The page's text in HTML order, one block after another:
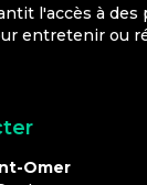
l'accès à des
entretenir ou
Omer